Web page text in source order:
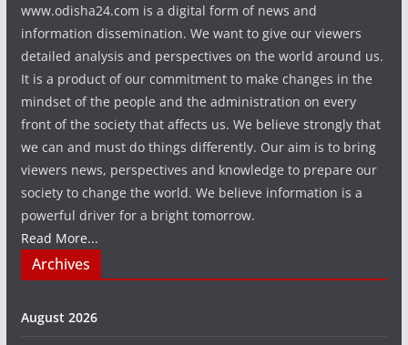
www.odisha24.com is a digital form of news and
information dissemination. We want to give our viewers
detailed analysis and perspectives on the world around us.
It is a product of our commitment to make changes in the
mindset of the people and the administration on every
front of the society that affects us. We believe strongly that
we can and must do things differently. Our aim is to bring
viewers news, perspectives and knowledge to prepare our
society to change the world. We believe information is a
powerful driver for a bright tomorrow.
Read More...
Archives
August 2026